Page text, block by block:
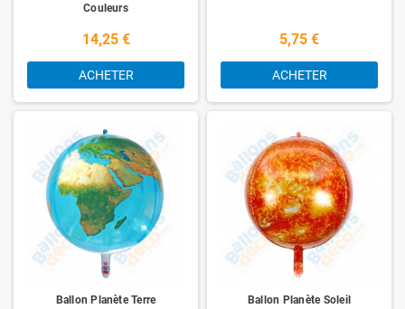
Couleurs
14,25 €
ACHETER
5,75 €
ACHETER
Ballon Planète Terre
Ballon Planète Soleil